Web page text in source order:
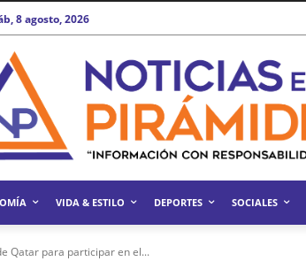
8 agosto, 2026
VIDA & ESTILO DEPORTES SOCIALES
Qatar para participar en el...